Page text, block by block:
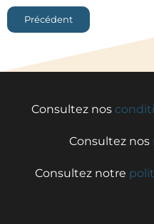
Précédent
Consultez nos
Consultez nos
Consultez notre